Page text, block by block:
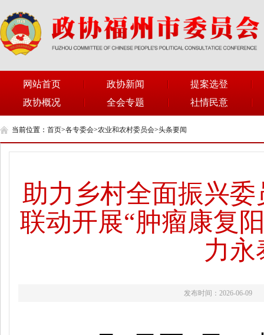
网站首页 政协新闻
提案选登
政协概况
全会专题 社情民意
当前位置： 首页>各专委会>农业和农村委员会>头条要闻
助力乡村全面振兴
联动开展“肿瘤康复
力永
发布时间：2026-06-09